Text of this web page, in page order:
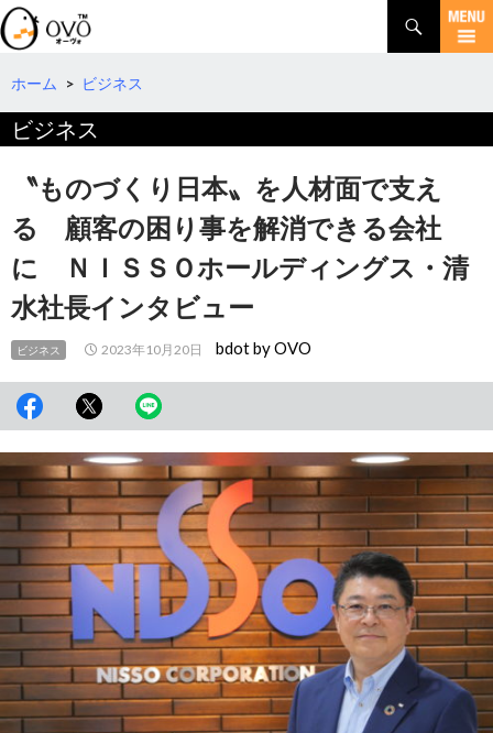
検
索
コ
テ
へ
ホーム > ビジネス
ビジネス
〝ものづくり日本〟を人材面で支え
る 顧客の困り事を解消できる会社
に ＮＩＳＳＯホールディングス・清
水社長インタビュー
ビジネス 2023年10月20日 bdot by OVO